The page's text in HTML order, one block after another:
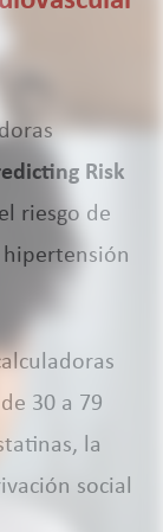
Risk
riesgo de
hipertensión
30 a 79
la
social